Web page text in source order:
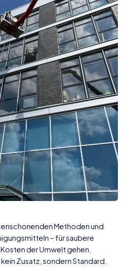
Methoden und
– für saubere
der Umwelt gehen.
Zusatz, sondern Standard.